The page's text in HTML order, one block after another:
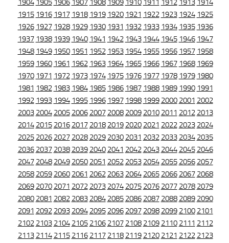
1904 1905 1906 1907 1908 1909 1910 1911 1912 1913 1914
1915 1916 1917 1918 1919 1920 1921 1922 1923 1924 1925
1926 1927 1928 1929 1930 1931 1932 1933 1934 1935 1936
1937 1938 1939 1940 1941 1942 1943 1944 1945 1946 1947
1948 1949 1950 1951 1952 1953 1954 1955 1956 1957 1958
1959 1960 1961 1962 1963 1964 1965 1966 1967 1968 1969
1970 1971 1972 1973 1974 1975 1976 1977 1978 1979 1980
1981 1982 1983 1984 1985 1986 1987 1988 1989 1990 1991
1992 1993 1994 1995 1996 1997 1998 1999 2000 2001 2002
2003 2004 2005 2006 2007 2008 2009 2010 2011 2012 2013
2014 2015 2016 2017 2018 2019 2020 2021 2022 2023 2024
2025 2026 2027 2028 2029 2030 2031 2032 2033 2034 2035
2036 2037 2038 2039 2040 2041 2042 2043 2044 2045 2046
2047 2048 2049 2050 2051 2052 2053 2054 2055 2056 2057
2058 2059 2060 2061 2062 2063 2064 2065 2066 2067 2068
2069 2070 2071 2072 2073 2074 2075 2076 2077 2078 2079
2080 2081 2082 2083 2084 2085 2086 2087 2088 2089 2090
2091 2092 2093 2094 2095 2096 2097 2098 2099 2100 2101
2102 2103 2104 2105 2106 2107 2108 2109 2110 2111 2112
2113 2114 2115 2116 2117 2118 2119 2120 2121 2122 2123